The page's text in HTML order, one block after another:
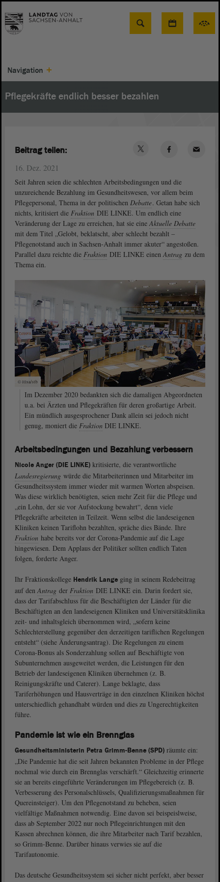
Suche
Navigation
Pflegekräfte endlich besser bezahlen
16. Dez. 2021
Seit Jahren seien die schlechten Arbeitsbedingungen und die
unzureichende Bezahlung im Gesundheitswesen, vor allem beim
Pflegepersonal, Thema in der politischen Debatte. Getan habe sich
nichts, kritisiert die Fraktion DIE LINKE. Um endlich eine
Veränderung der Lage zu erreichen, hat sie eineAktuelle Debatte
mit dem Titel „Gelobt, beklatscht, aber schlecht bezahlt –
Pflegenotstand auch in Sachsen-Anhalt immer akuter“ angestoßen.
Parallel dazu reichte die Fraktion DIE LINKE einenAntrag zu dem
Thema ein.
© ltlsa/stb
Im Dezember 2020 bedankten sich die damaligen Abgeordneten
u.a. bei Ärzten und Pflegekräften für deren großartige Arbeit.
Ein mündlich ausgesprochener Dank allein sei jedoch nicht
genug, moniert die Fraktion DIE LINKE.
Arbeitsbedingungen und Bezahlung verbessern
Nicole Anger (DIE LINKE) kritisierte, die verantwortliche
Landesregierung würde die Mitarbeiterinnen und Mitarbeiter im
Gesundheitssystem immer wieder mit warmen Worten abspeisen.
Was diese wirklich benötigten, seien mehr Zeit für die Pflege und
„ein Lohn, der sie vor Aufstockung bewahrt“, denn viele
Pflegekräfte arbeiteten in Teilzeit. Wenn selbst die landeseigenen
Kliniken keinen Tariflohn bezahlten, spräche dies Bände. Ihre
Fraktion habe bereits vor der Corona-Pandemie auf die Lage
hingewiesen. Dem Applaus der Politiker sollten endlich Taten
folgen, forderte Anger.
Ihr Fraktionskollege Hendrik Lange ging in seinem Redebeitrag
auf den Antrag der Fraktion DIE LINKE ein. Darin fordert sie,
dass der Tarifabschluss für die Beschäftigten der Länder für die
Beschäftigten an den landeseigenen Kliniken und Universitätsklinika
zeit- und inhaltsgleich übernommen wird, „sofern keine
Schlechterstellung gegenüber den derzeitigen tariflichen Regelungen
entsteht“ (siehe Änderungsantrag). Die Regelungen zu einem
Corona-Bonus als Sonderzahlung sollen auf Beschäftigte von
Subunternehmen ausgeweitet werden, die Leistungen für den
Betrieb der landeseigenen Kliniken übernehmen (z. B.
Reinigungskräfte und Caterer). Lange beklagte, dass
Tariferhöhungen und Hausverträge in den einzelnen Kliniken höchst
unterschiedlich gehandhabt würden und dies zu Ungerechtigkeiten
führe.
Pandemie ist wie ein Brennglas
Gesundheitsministerin Petra Grimm-Benne (SPD) räumte ein:
„Die Pandemie hat die seit Jahren bekannten Probleme in der Pflege
nochmal wie durch ein Brennglas verschärft.“ Gleichzeitig erinnerte
sie an bereits eingeführte Veränderungen im Pflegebereich (z. B.
Verbesserung des Personalschlüssels, Qualifizierungsmaßnahmen für
Quereinsteiger). Um den Pflegenotstand zu beheben, seien
vielfältige Maßnahmen notwendig. Eine davon sei beispeislweise,
dass ab September 2022 nur noch Pflegeinrichtungen mit den
Kassen abrechnen können, die ihre Mitarbeiter nach Tarif bezahlen,
so Grimm-Benne. Darüber hinaus verwies sie auf die
Tarifautonomie.
Das deutsche Gesundheitssystem sei sicher nicht perfekt, aber besser
Beitrag teilen: